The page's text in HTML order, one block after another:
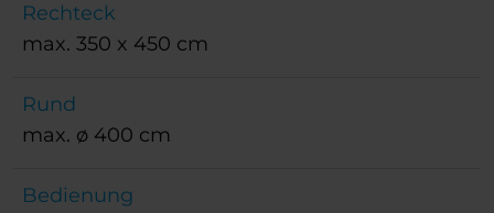
Rechteck
max. 350 x 450 cm
Rund
max. ø 400 cm
Bedienung